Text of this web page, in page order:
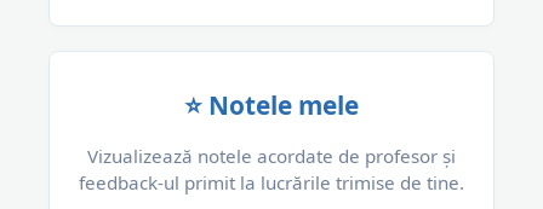
⭐ Notele mele
Vizualizează notele acordate de profesor și
feedback-ul primit la lucrările trimise de tine.